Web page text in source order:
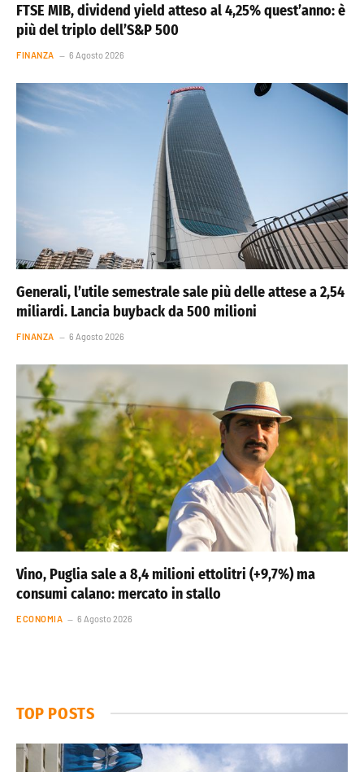
FTSE MIB, dividend yield atteso al 4,25% quest’anno: è
più del triplo dell’S&P 500
FINANZA 6 Agosto 2026
Generali, l’utile semestrale sale più delle attese a 2,54
miliardi. Lancia buyback da 500 milioni
FINANZA 6 Agosto 2026
Vino, Puglia sale a 8,4 milioni ettolitri (+9,7%) ma
consumi calano: mercato in stallo
ECONOMIA 6 Agosto 2026
TOP POSTS